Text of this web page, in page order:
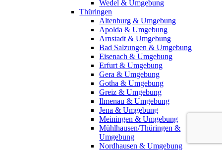
Wedel & Umgebung
Thüringen
Altenburg & Umgebung
Apolda & Umgebung
Arnstadt & Umgebung
Bad Salzungen & Umgebung
Eisenach & Umgebung
Erfurt & Umgebung
Gera & Umgebung
Gotha & Umgebung
Greiz & Umgebung
Ilmenau & Umgebung
Jena & Umgebung
Meiningen & Umgebung
Mühlhausen/Thüringen &
Umgebung
Nordhausen & Umgebung